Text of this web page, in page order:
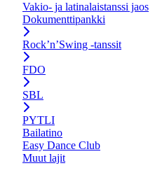
Vakio- ja latinalaistanssi jaos
Dokumenttipankki
Rock’n’Swing -tanssit
FDO
SBL
PYTLI
Bailatino
Easy Dance Club
Muut lajit